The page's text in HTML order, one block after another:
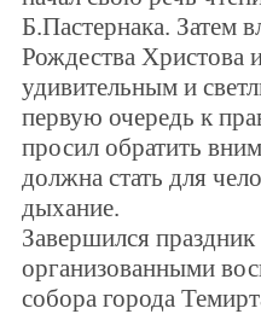
Б.Пастернака. Затем
Рождества Христова
удивительным и
первую очередь к
просил обратить
должна стать для
дыхание.
Завершился
организованными
собора города